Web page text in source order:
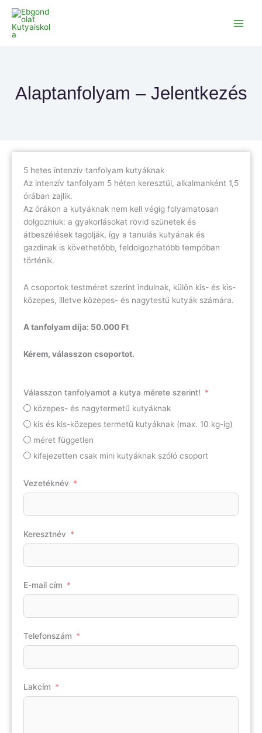
content
Alaptanfolyam – Jelentkezés
5 hetes intenzív tanfolyam kutyáknak
Az intenzív tanfolyam 5 héten keresztül, alkalmanként 1,5
órában zajlik.
Az órákon a kutyáknak nem kell végig folyamatosan
dolgozniuk: a gyakorlásokat rövid szünetek és
átbeszélések tagolják, így a tanulás kutyának és
gazdinak is követhetőbb, feldolgozhatóbb tempóban
történik.
A csoportok testméret szerint indulnak, külön kis- és kis-
közepes, illetve közepes- és nagytestű kutyák számára.
A tanfolyam díja: 50.000 Ft
Kérem, válasszon csoportot.
Válasszon tanfolyamot a kutya mérete szerint!
közepes- és nagytermetű kutyáknak
kis és kis-közepes termetű kutyáknak (max. 10 kg-ig)
méret független
kifejezetten csak mini kutyáknak szóló csoport
Vezetéknév
Keresztnév
E-mail cím
Telefonszám
Lakcím